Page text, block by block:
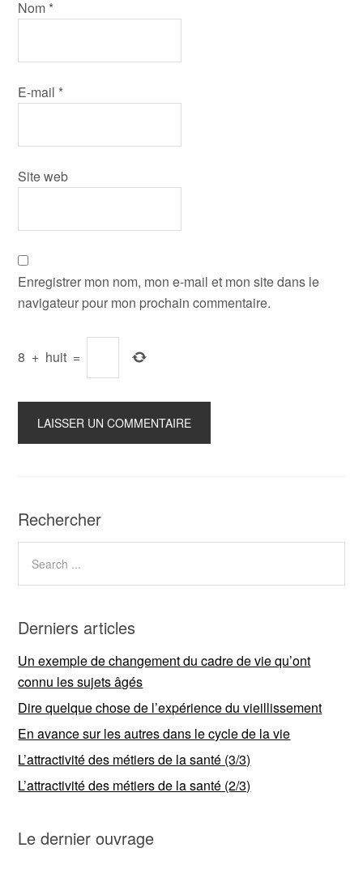
Nom *
E-mail *
Site web
Enregistrer mon nom, mon e-mail et mon site dans le
navigateur pour mon prochain commentaire.
8 + huit =
Rechercher
Derniers articles
Un exemple de changement du cadre de vie qu’ont
connu les sujets âgés
Dire quelque chose de l’expérience du vieillissement
En avance sur les autres dans le cycle de la vie
L’attractivité des métiers de la santé (3/3)
L’attractivité des métiers de la santé (2/3)
Le dernier ouvrage